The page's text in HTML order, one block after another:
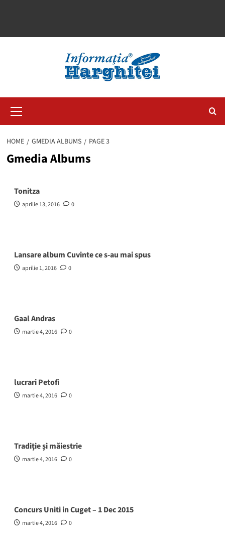
Menu
HOME GMEDIA ALBUMS PAGE 3
Gmedia Albums
Tonitza
aprilie 13, 2016 0
Lansare album Cuvinte ce s-au mai spus
aprilie 1, 2016 0
Gaal Andras
martie 4, 2016 0
lucrari Petofi
martie 4, 2016 0
Tradiţie şi măiestrie
martie 4, 2016 0
Concurs Uniti in Cuget – 1 Dec 2015
martie 4, 2016 0